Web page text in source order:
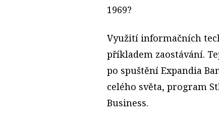
1969?
Využití informačních
příkladem zaostávání.
po spuštění Expandia
celého světa, program
Business.